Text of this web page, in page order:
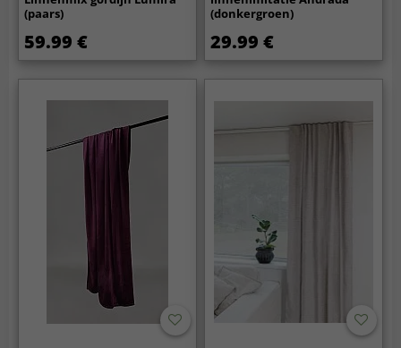
(paars)
59.99 €
(donkergroen)
29.99 €